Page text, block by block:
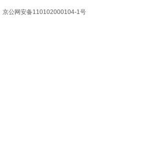
京公网安备110102000104-1号